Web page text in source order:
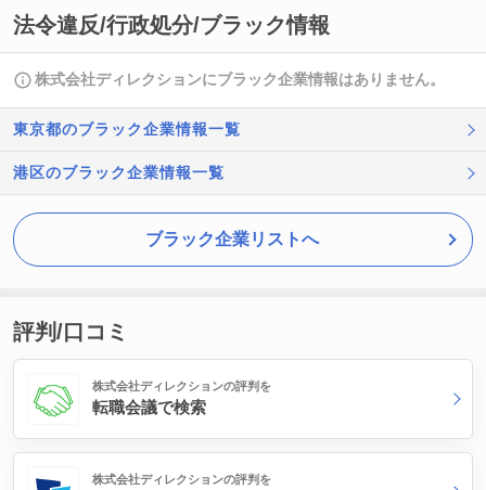
法令違反/行政処分/ブラック情報
株式会社ディレクションにブラック企業情報はありません。
東京都のブラック企業情報一覧
港区のブラック企業情報一覧
ブラック企業リストへ
評判/口コミ
株式会社ディレクションの評判を
転職会議で検索
株式会社ディレクションの評判を